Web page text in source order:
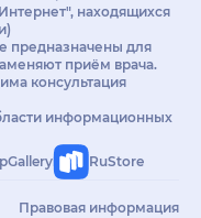
находящихся
предназначены для
приём врача.
консультация
информационных
RuStore
Правовая информация